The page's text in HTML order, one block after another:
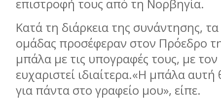
επιστροφή τους από τη Νορβηγία.
Κατά τη διάρκεια της συνάντησης,
ομάδας προσέφεραν στον Πρόεδρο
μπάλα με τις υπογραφές τους, με τον
ευχαριστεί ιδιαίτερα.«Η μπάλα αυτή
για πάντα στο γραφείο μου», είπε.